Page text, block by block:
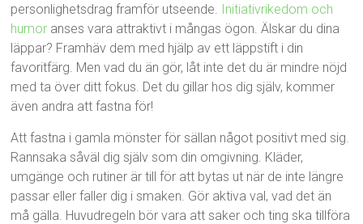
personlighetsdrag framför utseende. Initiativrikedom och
humor anses vara attraktivt i mångas ögon. Älskar du dina
läppar? Framhäv dem med hjälp av ett läppstift i din
favoritfärg. Men vad du än gör, låt inte det du är mindre nöjd
med ta över ditt fokus. Det du gillar hos dig själv, kommer
även andra att fastna för!
Att fastna i gamla mönster för sällan något positivt med sig.
Rannsaka såväl dig själv som din omgivning. Kläder,
umgänge och rutiner är till för att bytas ut när de inte längre
passar eller faller dig i smaken. Gör aktiva val, vad det än
må gälla. Huvudregeln bör vara att saker och ting ska tillföra